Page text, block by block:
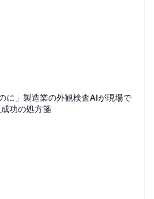
に」製造業の外観検査AIが現場で
功の処方箋